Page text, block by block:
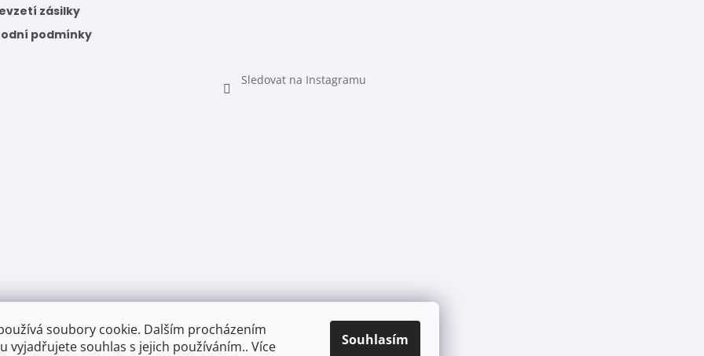
soubory cookie. Dalším procházením
vyjadřujete souhlas s jejich používáním.. Více
Souhlasím
zásilky
podmínky
Sledovat na Instagramu